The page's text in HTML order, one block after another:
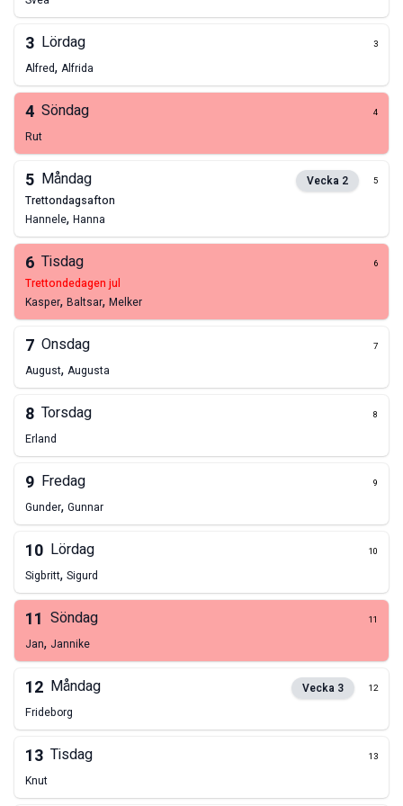
3 Lördag 3
Alfred, Alfrida
4 Söndag 4
Rut
5 Måndag Vecka 2 5
trettondagsafton
Hannele, Hanna
6 Tisdag 6
trettondedagen jul
Kasper, Baltsar, Melker
7 Onsdag 7
August, Augusta
8 Torsdag 8
Erland
9 Fredag 9
Gunder, Gunnar
10 Lördag 10
Sigbritt, Sigurd
11 Söndag 11
Jan, Jannike
12 Måndag Vecka 3 12
Frideborg
13 Tisdag 13
Knut